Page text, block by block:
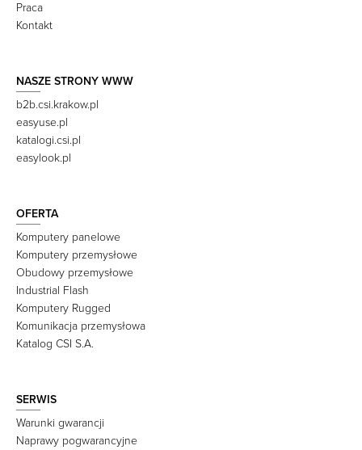
Praca
Kontakt
NASZE STRONY WWW
b2b.csi.krakow.pl
easyuse.pl
katalogi.csi.pl
easylook.pl
OFERTA
Komputery panelowe
Komputery przemysłowe
Obudowy przemysłowe
Industrial Flash
Komputery Rugged
Komunikacja przemysłowa
Katalog CSI S.A.
SERWIS
Warunki gwarancji
Naprawy pogwarancyjne